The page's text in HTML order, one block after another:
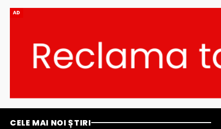
AD
CELE MAI NOI ȘTIRI